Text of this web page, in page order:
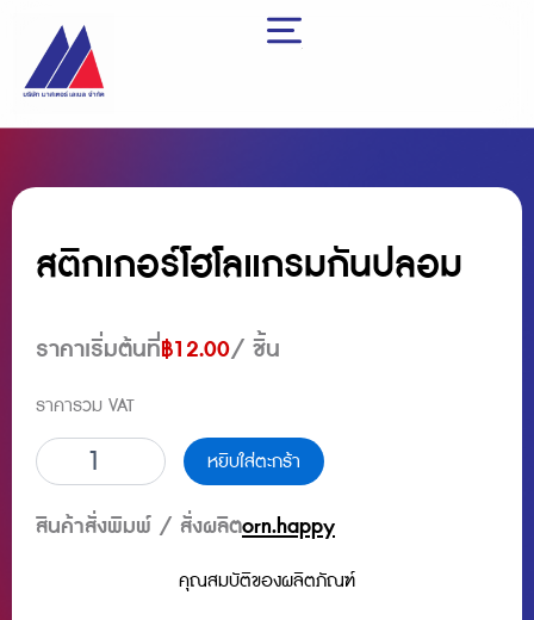
content
สติกเกอร์โฮโลแกรมกันปลอม
ราคาเริ่มต้นที่฿12.00/ ชิ้น
ราคารวม VAT
จำนวน
สติ
เก
หยิบใส่ตะกร้า
สินค้าสั่งพิมพ์ / สั่งผลิตorn.happy
คุณสมบัติของผลิตภัณฑ์